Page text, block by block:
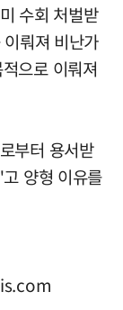
수회 처벌받
뤄져 비난가
으로 이뤄져
부터 용서받
양형 이유를